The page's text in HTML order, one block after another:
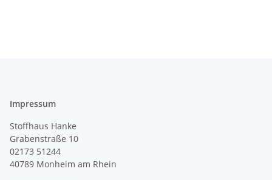
Impressum
Stoffhaus Hanke
Grabenstraße 10
02173 51244
40789 Monheim am Rhein